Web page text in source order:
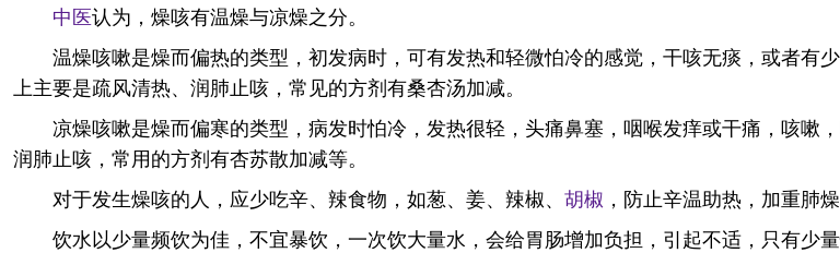
中医认为，燥咳有温燥与凉燥之分。
温燥咳嗽是燥而偏热的类型，初发病时，可有发热和轻微怕冷的感觉，干咳无痰，或者
上主要是疏风清热、润肺止咳，常见的方剂有桑杏汤加减。
凉燥咳嗽是燥而偏寒的类型，病发时怕冷，发热很轻，头痛鼻塞，咽喉发痒或干痛，咳嗽
润肺止咳，常用的方剂有杏苏散加减等。
对于发生燥咳的人，应少吃辛、辣食物，如葱、姜、辣椒、 胡椒 ，防止辛温助热，加重肺
饮水以少量频饮为佳，不宜暴饮，一次饮大量水，会给胃肠增加负担，引起不适，只有少